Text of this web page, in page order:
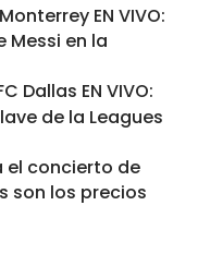
EN VIVO:
Messi en la
Dallas EN VIVO:
de la Leagues
el concierto de
son los precios